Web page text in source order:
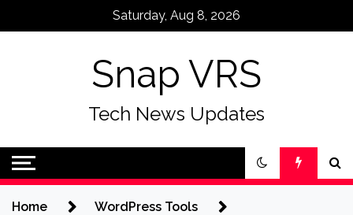
Saturday, Aug 8, 2026
Snap VRS
Tech News Updates
Home
WordPress Tools